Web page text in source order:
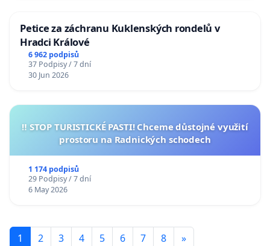
Petice za záchranu Kuklenských rondelů v
Hradci Králové
6 962 podpisů
37 Podpisy / 7 dní
30 Jun 2026
‼️ STOP TURISTICKÉ PASTI! Chceme důstojné využití
prostoru na Radnických schodech
1 174 podpisů
29 Podpisy / 7 dní
6 May 2026
1 2 3 4 5 6 7 8 »